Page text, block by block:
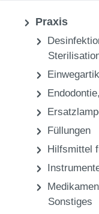
Praxis
Füllungen
Hilfsmittel
Sonstiges